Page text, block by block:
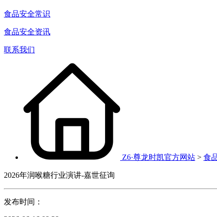
食品安全常识
食品安全资讯
联系我们
Z6·尊龙时凯官方网站 > 食
2026年润喉糖行业演讲-嘉世征询
发布时间：